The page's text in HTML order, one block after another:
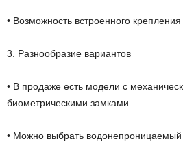
• Возможность встроенного
3. Разнообразие вариантов
• В продаже есть модели с
биометрическими замками.
• Можно выбрать водонепроницаемый